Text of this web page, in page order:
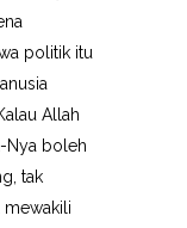
politik itu
Allah
Nya boleh
tak
mewakili